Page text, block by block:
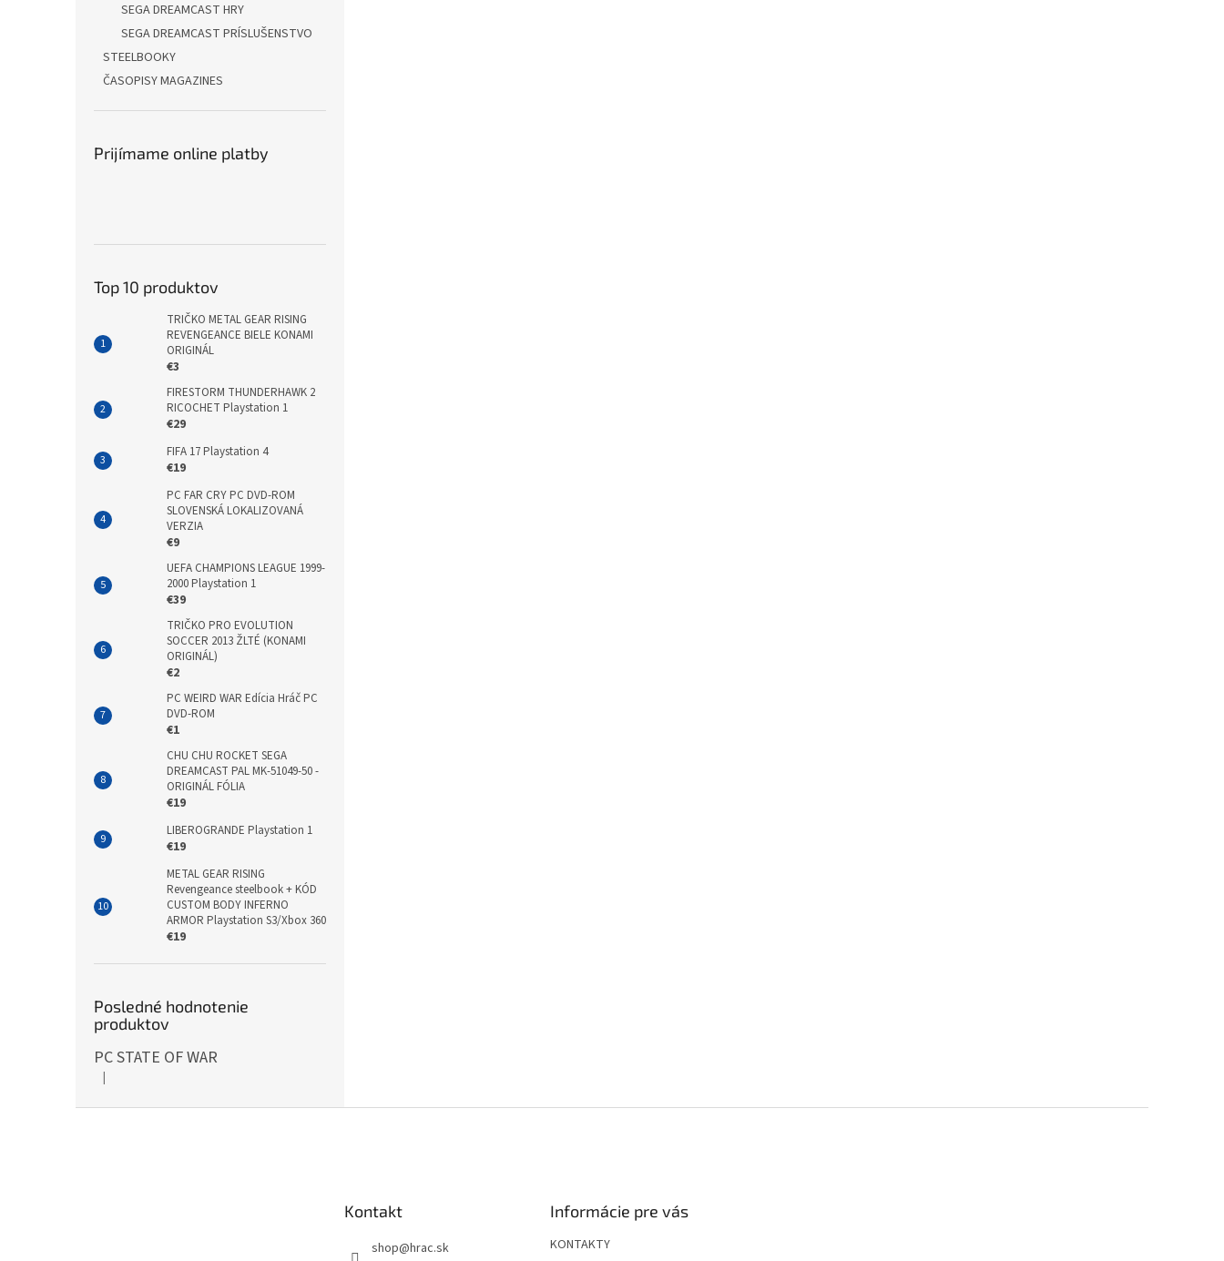
SEGA DREAMCAST HRY
SEGA DREAMCAST PRÍSLUŠENSTVO
STEELBOOKY
ČASOPISY MAGAZINES
Prijímame online platby
Top 10 produktov
TRIČKO METAL GEAR RISING
REVENGEANCE BIELE KONAMI
ORIGINÁL
€3
FIRESTORM THUNDERHAWK 2
RICOCHET Playstation 1
€29
FIFA 17 Playstation 4
€19
PC FAR CRY PC DVD-ROM
SLOVENSKÁ LOKALIZOVANÁ
VERZIA
€9
UEFA CHAMPIONS LEAGUE 1999-
2000 Playstation 1
€39
TRIČKO PRO EVOLUTION
SOCCER 2013 ŽLTÉ (KONAMI
ORIGINÁL)
€2
PC WEIRD WAR Edícia Hráč PC
DVD-ROM
€1
CHU CHU ROCKET SEGA
DREAMCAST PAL MK-51049-50 -
ORIGINÁL FÓLIA
€19
LIBEROGRANDE Playstation 1
€19
METAL GEAR RISING
Revengeance steelbook + KÓD
CUSTOM BODY INFERNO
ARMOR Playstation S3/Xbox 360
€19
Posledné hodnotenie
produktov
PC STATE OF WAR
Hodnotenie produktu je 5 z 5 hviezdičiek.
|
Kontakt
shop@hrac.sk
Informácie pre vás
KONTAKTY